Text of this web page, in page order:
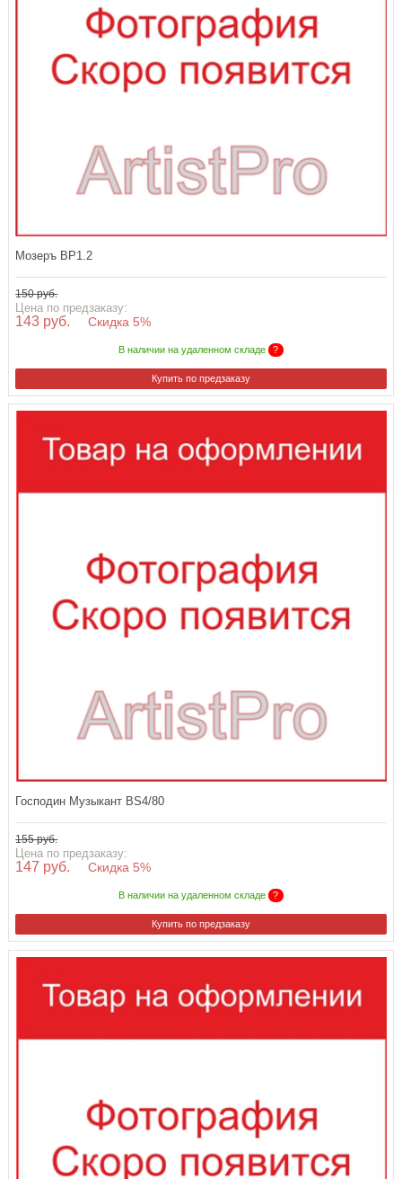
Мозеръ BP1.2
150 руб.
Цена по предзаказу:
143 руб. Скидка 5%
В наличии на удаленном складе ?
Купить по предзаказу
Господин Музыкант BS4/80
155 руб.
Цена по предзаказу:
147 руб. Скидка 5%
В наличии на удаленном складе ?
Купить по предзаказу